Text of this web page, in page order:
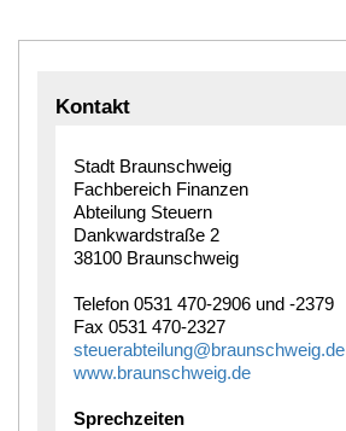
Kontakt
Stadt Braunschweig
Fachbereich Finanzen
Abteilung Steuern
Dankwardstraße 2
38100 Braunschweig
Telefon 0531 470-2906 und -2379
Fax 0531 470-2327
steuerabteilung@braunschweig.de
www.braunschweig.de
Sprechzeiten